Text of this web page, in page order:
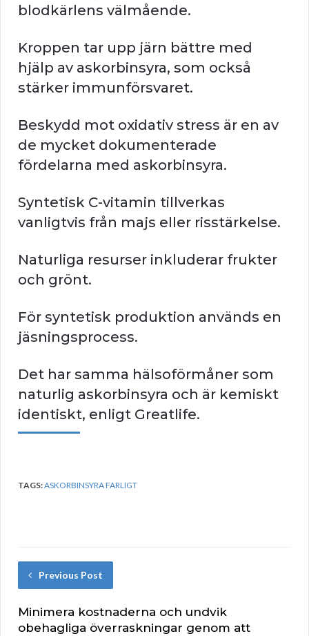
blodkärlens välmående.
Kroppen tar upp järn bättre med
hjälp av askorbinsyra, som också
stärker immunförsvaret.
Beskydd mot oxidativ stress är en av
de mycket dokumenterade
fördelarna med askorbinsyra.
Syntetisk C-vitamin tillverkas
vanligtvis från majs eller risstärkelse.
Naturliga resurser inkluderar frukter
och grönt.
För syntetisk produktion används en
jäsningsprocess.
Det har samma hälsoförmåner som
naturlig askorbinsyra och är kemiskt
identiskt, enligt Greatlife.
TAGS:ASKORBINSYRA FARLIGT
Previous Post
Minimera kostnaderna och undvik
obehagliga överraskningar genom att